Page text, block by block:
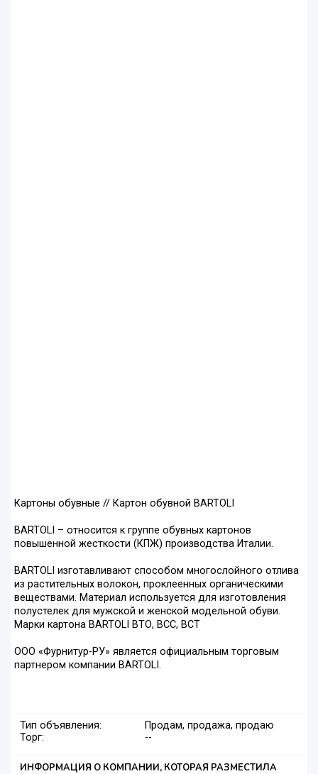
Картоны обувные // Картон обувной BARTOLI
BARTOLI – относится к группе обувных картонов
повышенной жесткости (КПЖ) производства Италии.
BARTOLI изготавливают способом многослойного отлива
из растительных волокон, проклеенных органическими
веществами. Материал используется для изготовления
полустелек для мужской и женской модельной обуви.
Марки картона BARTOLI ВТО, ВСС, ВСТ
ООО «Фурнитур-PУ» является официальным торговым
партнером компании BARTOLI.
Тип объявления:
Продам, продажа, продаю
Торг:
--
ИНФОРМАЦИЯ О КОМПАНИИ, КОТОРАЯ РАЗМЕСТИЛА